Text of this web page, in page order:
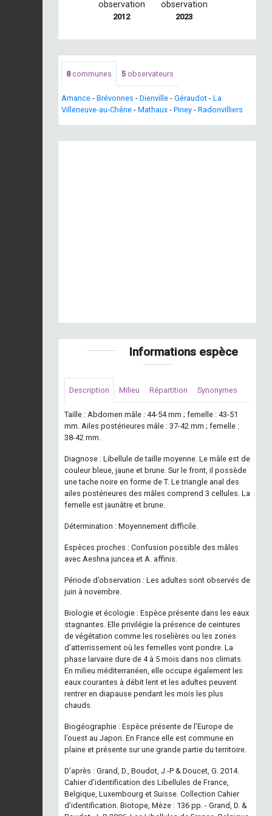
observation
2012
observation
2023
8communes 5 observateurs
Amance - Brévonnes - Dienville - Géraudot - La
Villeneuve-au-Chêne - Mathaux - Piney - Radonvilliers
Informations espèce
Description Milieu Répartition Synonymes
Taille : Abdomen mâle : 44-54 mm ; femelle : 43-51
mm. Ailes postérieures mâle : 37-42 mm ; femelle :
38-42 mm.
Diagnose : Libellule de taille moyenne. Le mâle est de
couleur bleue, jaune et brune. Sur le front, il possède
une tache noire en forme de T. Le triangle anal des
ailes postérieures des mâles comprend 3 cellules. La
femelle est jaunâtre et brune.
Détermination : Moyennement difficile.
Espèces proches : Confusion possible des mâles
avec Aeshna juncea et A. affinis.
Période d’observation : Les adultes sont observés de
juin à novembre.
Biologie et écologie : Espèce présente dans les eaux
stagnantes. Elle privilégie la présence de ceintures
de végétation comme les roselières ou les zones
d'atterrissement où les femelles vont pondre. La
phase larvaire dure de 4 à 5 mois dans nos climats.
En milieu méditerranéen, elle occupe également les
eaux courantes à débit lent et les adultes peuvent
rentrer en diapause pendant les mois les plus
chauds.
Biogéographie : Espèce présente de l’Europe de
l’ouest au Japon. En France elle est commune en
plaine et présente sur une grande partie du territoire.
D’après : Grand, D., Boudot, J.-P & Doucet, G. 2014.
Cahier d’identification des Libellules de France,
Belgique, Luxembourg et Suisse. Collection Cahier
d’identification. Biotope, Mèze : 136 pp. - Grand, D. &